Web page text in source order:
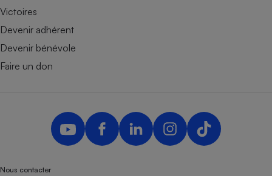
Victoires
Devenir adhérent
Devenir bénévole
Faire un don
Nous contacter